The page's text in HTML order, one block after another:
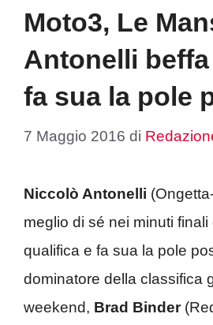
Moto3, Le
Antonelli
fa sua la pole
7 Maggio 2016 di
Niccolò Antonelli
meglio di sé nei minuti finali
qualifica e fa sua la pole
dominatore della classifica
weekend, Brad Binder